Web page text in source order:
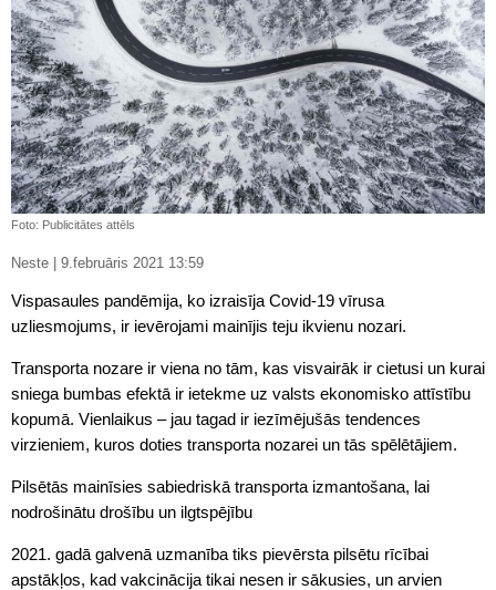
Foto: Publicitātes attēls
Neste | 9.februāris 2021 13:59
Vispasaules pandēmija, ko izraisīja Covid-19 vīrusa
uzliesmojums, ir ievērojami mainījis teju ikvienu nozari.
Transporta nozare ir viena no tām, kas visvairāk ir cietusi un kurai
sniega bumbas efektā ir ietekme uz valsts ekonomisko attīstību
kopumā. Vienlaikus – jau tagad ir iezīmējušās tendences
virzieniem, kuros doties transporta nozarei un tās spēlētājiem.
Pilsētās mainīsies sabiedriskā transporta izmantošana, lai
nodrošinātu drošību un ilgtspējību
2021. gadā galvenā uzmanība tiks pievērsta pilsētu rīcībai
apstākļos, kad vakcinācija tikai nesen ir sākusies, un arvien